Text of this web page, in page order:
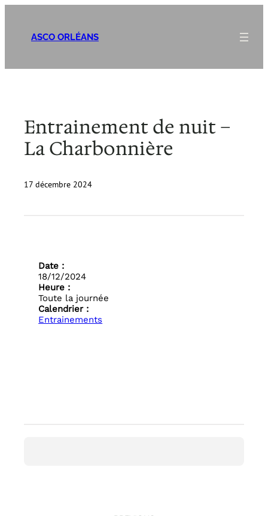
contenuASCO ORLÉANS
Entrainement de nuit –
La Charbonnière
17 décembre 2024
Date :
18/12/2024
Heure :
Toute la journée
Calendrier :
Entrainements